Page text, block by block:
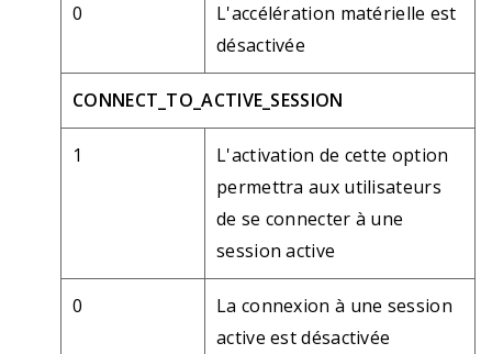
0
L'accélération matérielle est
désactivée
CONNECT_TO_ACTIVE_SESSION
1
L'activation de cette option
permettra aux utilisateurs
de se connecter à une
session active
0
La connexion à une session
active est désactivée